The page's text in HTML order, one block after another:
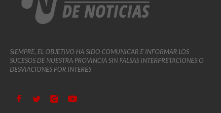
SIEMPRE, EL OBJETIVO HA SIDO COMUNICAR E INFORMAR LOS
SUCESOS DE NUESTRA PROVINCIA SIN FALSAS INTERPRETACIONES O
DESVIACIONES POR INTERÉS